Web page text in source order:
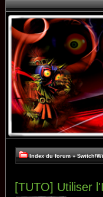
Index du forum » Switch/
[TUTO] Utiliser